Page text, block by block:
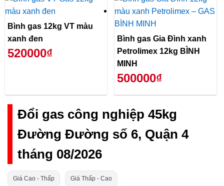
Bình gas 12kg VT màu
xanh đen
520000₫
Bình gas Gia Đình xanh
Petrolimex 12kg BÌNH
MINH
500000₫
Đổi gas công nghiệp 45kg
Đường Đường số 6, Quận 4
tháng 08/2026
Giá Cao - Thấp Giá Thấp - Cao